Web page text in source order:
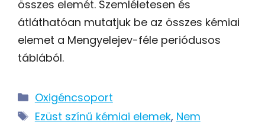
összes elemét. Szemléletesen és
átláthatóan mutatjuk be az összes kémiai
elemet a Mengyelejev-féle periódusos
táblából.
Kategória
Oxigéncsoport
Címkék
Ezüst színű kémiai elemek, Nem